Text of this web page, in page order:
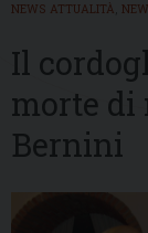
NEWS ATTUALITÀ
Il
morte di
Bernini